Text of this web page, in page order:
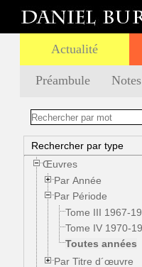
Actualité
Préambule Notes
Rechercher par type
Œuvres
Par Année
Par Période
Tome III 1967-
Tome IV 1970-
Toutes années
Par Titre d´œuvre